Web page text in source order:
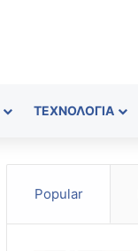
ΤΕΧΝΟΛΟΓΊΑ
Popular